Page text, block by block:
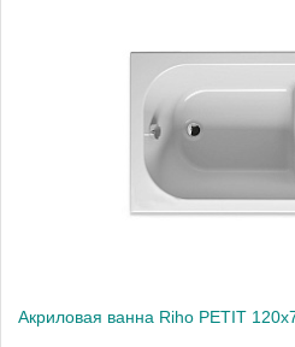
Акриловая ванна Riho PETIT